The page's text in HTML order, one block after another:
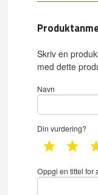
Skriv en
med dette
Navn
Din vurdering?
1 star 2
Oppgi en tittel for